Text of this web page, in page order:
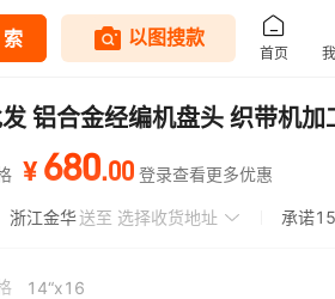
铝合金经编机盘头 织带机
¥ 680.00 登录查看更多优惠
浙江金华送至 选择收货地址 承诺
14“x16